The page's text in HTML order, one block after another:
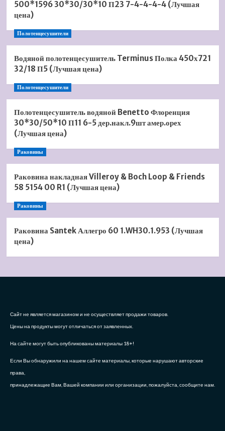
500*1596 30*30/30*10 П23 7-4-4-4-4 (Лучшая
цена)
Полотенцесушители
Водяной полотенцесушитель Terminus Полка 450х721
32/18 П5 (Лучшая цена)
Полотенцесушители
Полотенцесушитель водяной Benetto Флоренция
30*30/50*10 П11 6-5 дер.накл.9шт амер.орех
(Лучшая цена)
Раковины
Раковина накладная Villeroy & Boch Loop & Friends
58 5154 00 R1 (Лучшая цена)
Раковины
Раковина Santek Аллегро 60 1.WH30.1.953 (Лучшая
цена)
Сайт не является магазином и не осуществляет продажи товаров.
Цены на продукты могут отличаться от заявленных.
На сайте могут быть опубликованы материалы 18+!
Если Вы обнаружили на нашем сайте материалы, которые нарушают авторские
права,
принадлежащие Вам, Вашей компании или организации, пожалуйста, сообщите нам.